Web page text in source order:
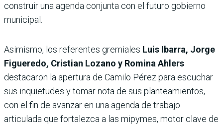
construir una agenda conjunta con el futuro gobierno
municipal.
Asimismo, los referentes gremiales Luis Ibarra, Jorge
Figueredo, Cristian Lozano y Romina Ahlers
destacaron la apertura de Camilo Pérez para escuchar
sus inquietudes y tomar nota de sus planteamientos,
con el fin de avanzar en una agenda de trabajo
articulada que fortalezca a las mipymes, motor clave de